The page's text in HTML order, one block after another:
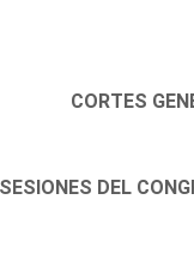
CORTES
DEL